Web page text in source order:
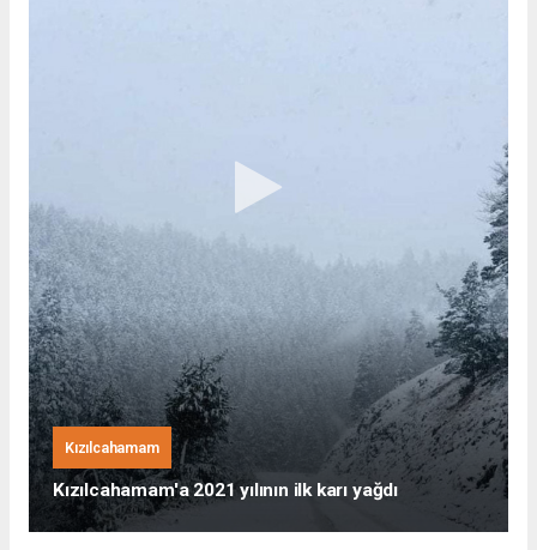
Kızılcahamam
Kızılcahamam'a 2021 yılının ilk karı yağdı